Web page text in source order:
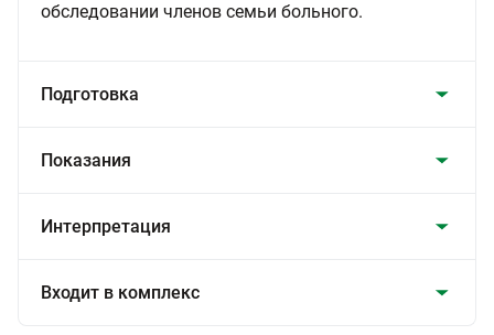
обследовании членов семьи больного.
Подготовка
Показания
Интерпретация
Входит в комплекс